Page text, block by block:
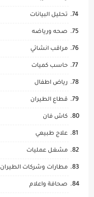
تحليل البيانات
صحه ورياضه
مراقب انشائي
حاسب كميات
رياض اطفال
قطاع الطيران
كاش فان
علاج طبيعي
مشغل عمليات
مطارات وشركات الطيران
صحافة واعلام